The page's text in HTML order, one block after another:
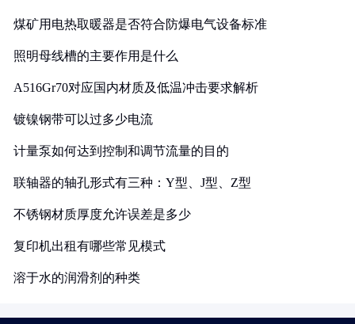
煤矿用电热取暖器是否符合防爆电气设备标准
照明母线槽的主要作用是什么
A516Gr70对应国内材质及低温冲击要求解析
镀镍钢带可以过多少电流
计量泵如何达到控制和调节流量的目的
联轴器的轴孔形式有三种：Y型、J型、Z型
不锈钢材质厚度允许误差是多少
复印机出租有哪些常见模式
溶于水的润滑剂的种类